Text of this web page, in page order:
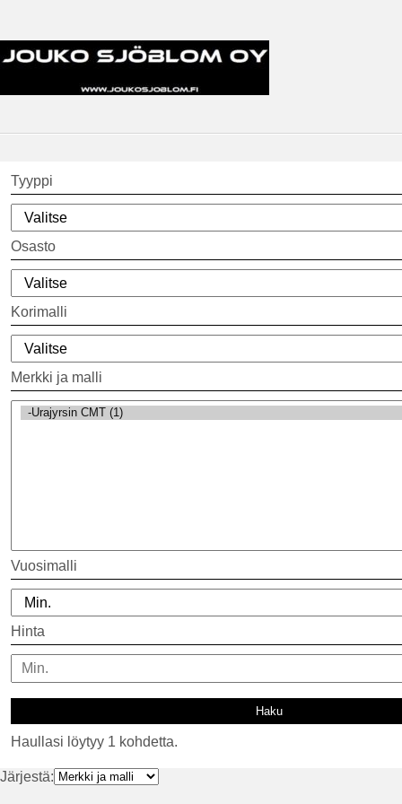
Tyyppi
Osasto
Korimalli
Merkki ja malli
Vuosimalli
Hinta
Haullasi löytyy 1 kohdetta.
Järjestä: